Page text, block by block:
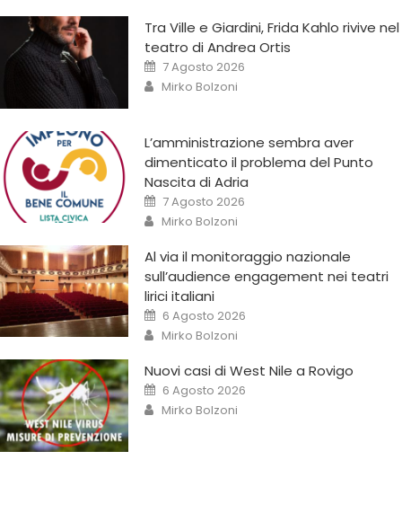
Tra Ville e Giardini, Frida Kahlo rivive nel
teatro di Andrea Ortis
7 Agosto 2026
Mirko Bolzoni
L’amministrazione sembra aver
dimenticato il problema del Punto
Nascita di Adria
7 Agosto 2026
Mirko Bolzoni
Al via il monitoraggio nazionale
sull’audience engagement nei teatri
lirici italiani
6 Agosto 2026
Mirko Bolzoni
Nuovi casi di West Nile a Rovigo
6 Agosto 2026
Mirko Bolzoni